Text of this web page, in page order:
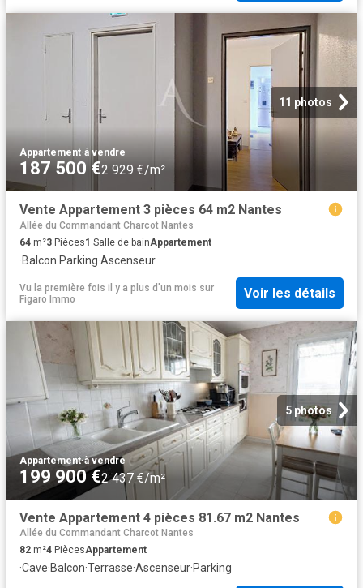
11 photos
Appartement·à vendre
187 500 €2 929 €/m²
Vente Appartement 3 pièces 64 m2 Nantes
Allée du Commandant Charcot Nantes
64 m²3 Pièces1 Salle de bainAppartement
·Balcon·Parking·Ascenseur
Vu la première fois il y a plus d'un mois sur
Figaro Immo
Voir les détails
5 photos
Appartement·à vendre
199 900 €2 437 €/m²
Vente Appartement 4 pièces 81.67 m2 Nantes
Allée du Commandant Charcot Nantes
82 m²4 PiècesAppartement
·Cave·Balcon·Terrasse·Ascenseur·Parking